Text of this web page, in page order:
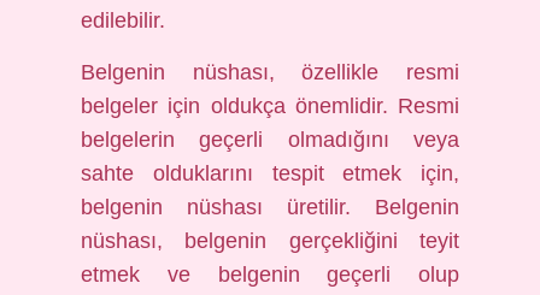
edilebilir.
Belgenin nüshası, özellikle resmi
belgeler için oldukça önemlidir. Resmi
belgelerin geçerli olmadığını veya
sahte olduklarını tespit etmek için,
belgenin nüshası üretilir. Belgenin
nüshası, belgenin gerçekliğini teyit
etmek ve belgenin geçerli olup